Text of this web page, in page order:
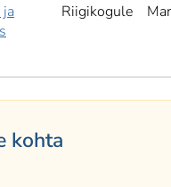
Riigikogule
kohta